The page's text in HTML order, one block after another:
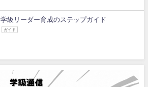
学級リーダー育成のステップガイド
ガイド